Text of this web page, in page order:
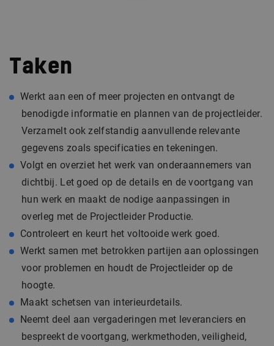
Taken
Werkt aan een of meer projecten en ontvangt de
benodigde informatie en plannen van de projectleider.
Verzamelt ook zelfstandig aanvullende relevante
gegevens zoals specificaties en tekeningen.
Volgt en overziet het werk van onderaannemers van
dichtbij. Let goed op de details en de voortgang van
hun werk en maakt de nodige aanpassingen in
overleg met de Projectleider Productie.
Controleert en keurt het voltooide werk goed.
Werkt samen met betrokken partijen aan oplossingen
voor problemen en houdt de Projectleider op de
hoogte.
Maakt schetsen van interieurdetails.
Neemt deel aan vergaderingen met leveranciers en
bespreekt de voortgang, werkmethoden, veiligheid,